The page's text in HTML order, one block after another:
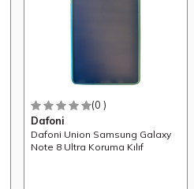
(0 )
Dafoni
Dafoni Union Samsung Galaxy
Note 8 Ultra Koruma Kılıf